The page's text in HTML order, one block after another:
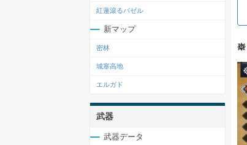
紅蓮滾るバゼル
新マップ
密林
城塞高地
エルガド
武器
武器データ